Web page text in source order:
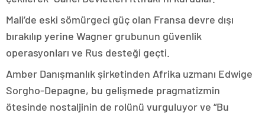
Mali’de eski sömürgeci güç olan Fransa devre dışı
bırakılıp yerine Wagner grubunun güvenlik
operasyonları ve Rus desteği geçti.
Amber Danışmanlık şirketinden Afrika uzmanı Edwige
Sorgho-Depagne, bu gelişmede pragmatizmin
ötesinde nostaljinin de rolünü vurguluyor ve “Bu